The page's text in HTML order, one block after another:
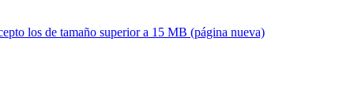
los de tamaño superior a 15 MB (página nueva)